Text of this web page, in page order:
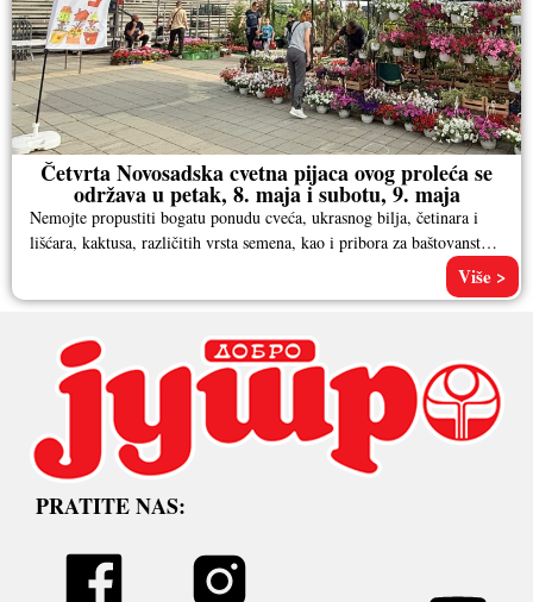
Četvrta Novosadska cvetna pijaca ovog proleća se
održava u petak, 8. maja i subotu, 9. maja
Nemojte propustiti bogatu ponudu cveća, ukrasnog bilja, četinara i
lišćara, kaktusa, različitih vrsta semena, kao i pribora za baštovanstvo.
Više >
PRATITE NAS: